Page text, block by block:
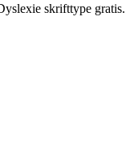
skrifttype gratis.